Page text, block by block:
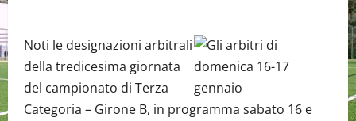
Noti le designazioni arbitrali
della tredicesima giornata
del campionato di Terza
Categoria – Girone B, in programma sabato 16 e